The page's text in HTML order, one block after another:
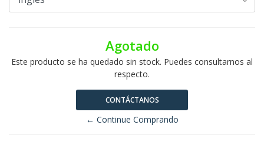
Agotado
Este producto se ha quedado sin stock. Puedes consultarnos al
respecto.
CONTÁCTANOS
← Continue Comprando